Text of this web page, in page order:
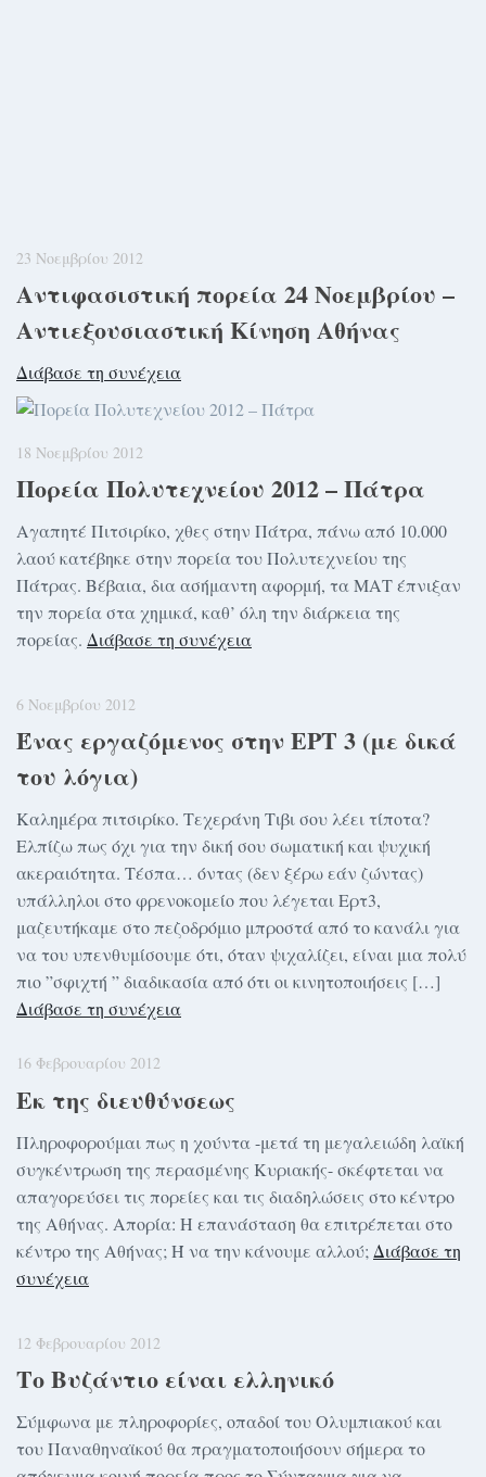
23 Νοεμβρίου 2012
Αντιφασιστική πορεία 24 Νοεμβρίου –
Αντιεξουσιαστική Κίνηση Αθήνας
Διάβασε τη συνέχεια
18 Νοεμβρίου 2012
Πορεία Πολυτεχνείου 2012 – Πάτρα
Αγαπητέ Πιτσιρίκο, χθες στην Πάτρα, πάνω από 10.000
λαού κατέβηκε στην πορεία του Πολυτεχνείου της
Πάτρας. Βέβαια, δια ασήμαντη αφορμή, τα ΜΑΤ έπνιξαν
την πορεία στα χημικά, καθ’ όλη την διάρκεια της
πορείας. Διάβασε τη συνέχεια
6 Νοεμβρίου 2012
Ένας εργαζόμενος στην ΕΡΤ 3 (με δικά
του λόγια)
Καλημέρα πιτσιρίκο. Τεχεράνη Τιβι σου λέει τίποτα?
Ελπίζω πως όχι για την δική σου σωματική και ψυχική
ακεραιότητα. Τέσπα… όντας (δεν ξέρω εάν ζώντας)
υπάλληλοι στο φρενοκομείο που λέγεται Ερτ3,
μαζευτήκαμε στο πεζοδρόμιο μπροστά από το κανάλι για
να του υπενθυμίσουμε ότι, όταν ψιχαλίζει, είναι μια πολύ
πιο ”σφιχτή ” διαδικασία από ότι οι κινητοποιήσεις […]
Διάβασε τη συνέχεια
16 Φεβρουαρίου 2012
Εκ της διευθύνσεως
Πληροφορούμαι πως η χούντα -μετά τη μεγαλειώδη λαϊκή
συγκέντρωση της περασμένης Κυριακής- σκέφτεται να
απαγορεύσει τις πορείες και τις διαδηλώσεις στο κέντρο
της Αθήνας. Απορία: Η επανάσταση θα επιτρέπεται στο
κέντρο της Αθήνας; Ή να την κάνουμε αλλού; Διάβασε τη
συνέχεια
12 Φεβρουαρίου 2012
Το Βυζάντιο είναι ελληνικό
Σύμφωνα με πληροφορίες, οπαδοί του Ολυμπιακού και
του Παναθηναϊκού θα πραγματοποιήσουν σήμερα το